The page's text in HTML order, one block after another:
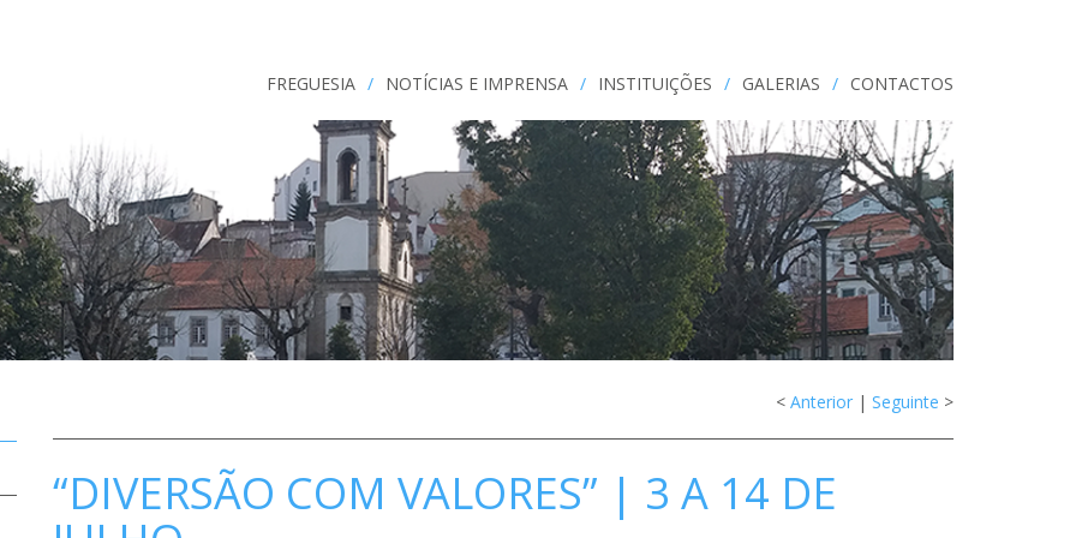
FREGUESIA / NOTÍCIAS E IMPRENSA / INSTITUIÇÕES / GALERIAS / CONTACTOS
< Anterior | Seguinte >
“DIVERSÃO COM VALORES” | 3 A 14 DE